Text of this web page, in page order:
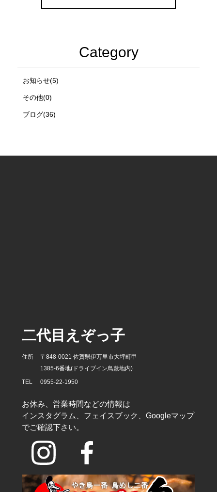
Category
お知らせ(5)
その他(0)
ブログ(36)
二代目えぞっ子
住所
〒848-0021 佐賀県伊万里市大坪町甲
1385-6番地(ドライブイン鳥敷地内)
TEL
0955-22-1950
お休み、営業時間などの情報は
インスタグラム、フェイスブック、Googleマップ
でご確認下さい。